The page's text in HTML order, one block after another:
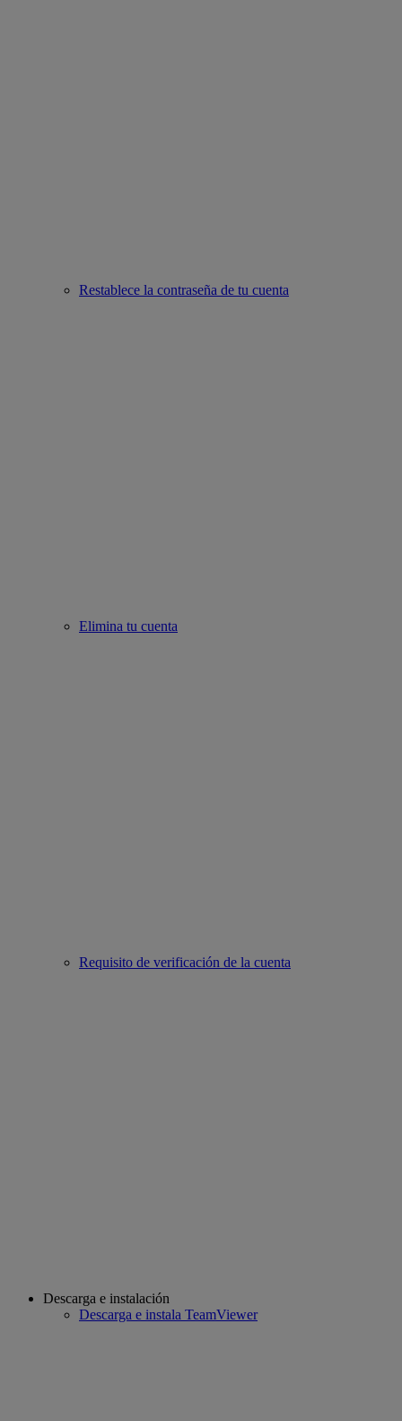
Restablece la contraseña de tu cuenta
Elimina tu cuenta
Requisito de verificación de la cuenta
Descarga e instalación
Descarga e instala TeamViewer